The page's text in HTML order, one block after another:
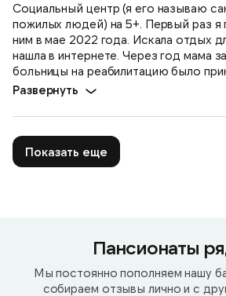
Социальный центр (я его называю
пожилых людей) на 5+. Первый раз я
ним в мае 2022 года. Искала отдых
нашла в интернете. Через год мама
больницы на реабилитацию было
Развернуть
Показать еще
Пансионаты
Мы постоянно пополняем нашу
собираем отзывы лично и с